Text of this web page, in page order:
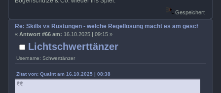
Gespeichert
Lichtschwerttänzer
Username: Schwerttänzer
Re: Skills vs Rüstungen - welche Regellösung macht es am
« Antwort #66 am: 16.10.2025 | 09:15 »
Zitat von: Quaint am 16.10.2025 | 08:38